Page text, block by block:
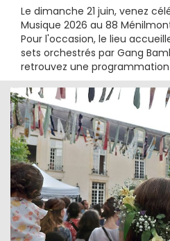
Le dimanche 21 juin, venez
Musique 2026 au 88
Pour l'occasion, le lieu
sets orchestrés par Gang
retrouvez une